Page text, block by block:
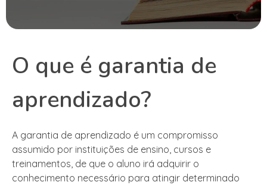
O que é garantia de
aprendizado?
A garantia de aprendizado é um compromisso
assumido por instituições de ensino, cursos e
treinamentos, de que o aluno irá adquirir o
conhecimento necessário para atingir determinado